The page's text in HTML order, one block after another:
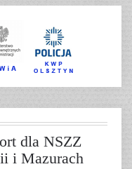
dla NSZZ
i Mazurach